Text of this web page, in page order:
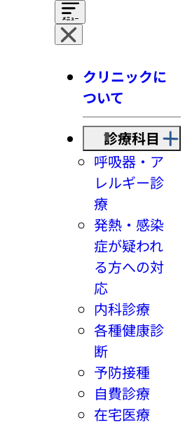
クリニックに
ついて
診療科目
呼吸器・ア
レルギー診
療
発熱・感染
症が疑われ
る方への対
応
内科診療
各種健康診
断
予防接種
自費診療
在宅医療